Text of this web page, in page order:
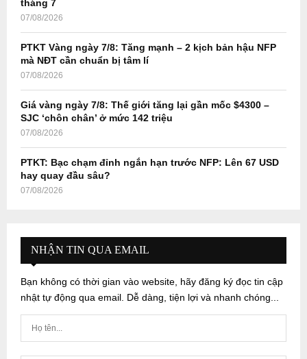
tháng 7
07/08/2026
PTKT Vàng ngày 7/8: Tăng mạnh – 2 kịch bản hậu NFP
mà NĐT cần chuẩn bị tâm lí
07/08/2026
Giá vàng ngày 7/8: Thế giới tăng lại gần mốc $4300 –
SJC ‘chôn chân’ ở mức 142 triệu
07/08/2026
PTKT: Bạc chạm đỉnh ngắn hạn trước NFP: Lên 67 USD
hay quay đầu sâu?
07/08/2026
NHẬN TIN QUA EMAIL
Bạn không có thời gian vào website, hãy đăng ký đọc tin cập
nhật tự động qua email. Dễ dàng, tiện lợi và nhanh chóng...